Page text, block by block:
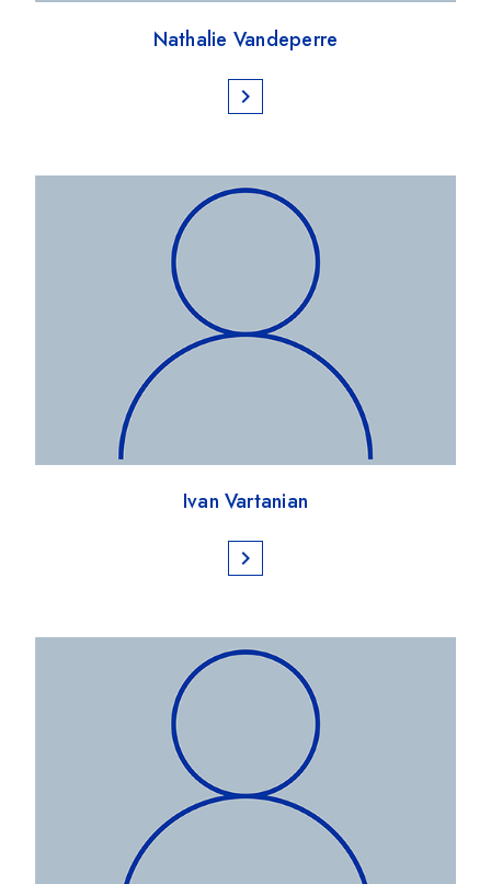
Nathalie Vandeperre
chevron_right
Ivan Vartanian
chevron_right